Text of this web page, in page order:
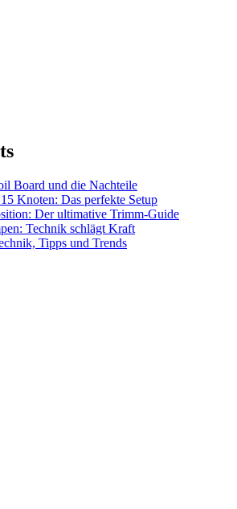
Board und die Nachteile
Knoten: Das perfekte Setup
Der ultimative Trimm-Guide
Technik schlägt Kraft
Tipps und Trends